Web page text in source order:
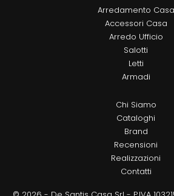
Arredamento Casa
Accessori Casa
Arredo Ufficio
Salotti
Letti
Armadi
Chi Siamo
Cataloghi
Brand
Recensioni
Realizzazioni
Contatti